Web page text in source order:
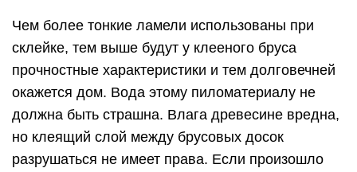
Чем более тонкие ламели использованы при
склейке, тем выше будут у клееного бруса
прочностные характеристики и тем долговечней
окажется дом. Вода этому пиломатериалу не
должна быть страшна. Влага древесине вредна,
но клеящий слой между брусовых досок
разрушаться не имеет права. Если произошло